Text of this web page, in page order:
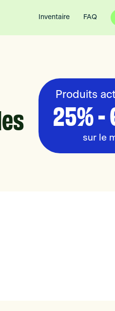
Inventaire FAQ
Produits
25%
sur le